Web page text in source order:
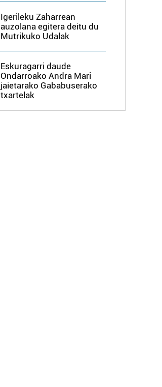
Igerileku Zaharrean
auzolana egitera deitu du
Mutrikuko Udalak
Eskuragarri daude
Ondarroako Andra Mari
jaietarako Gababuserako
txartelak